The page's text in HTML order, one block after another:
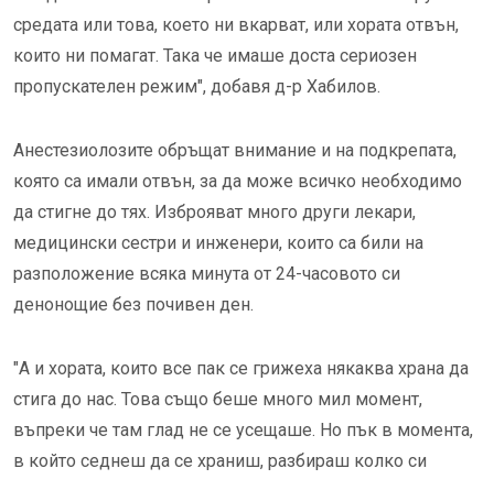
средата или това, което ни вкарват, или хората отвън,
които ни помагат. Така че имаше доста сериозен
пропускателен режим", добавя д-р Хабилов.
Анестезиолозите обръщат внимание и на подкрепата,
която са имали отвън, за да може всичко необходимо
да стигне до тях. Изброяват много други лекари,
медицински сестри и инженери, които са били на
разположение всяка минута от 24-часовото си
денонощие без почивен ден.
"А и хората, които все пак се грижеха някаква храна да
стига до нас. Това също беше много мил момент,
въпреки че там глад не се усещаше. Но пък в момента,
в който седнеш да се храниш, разбираш колко си